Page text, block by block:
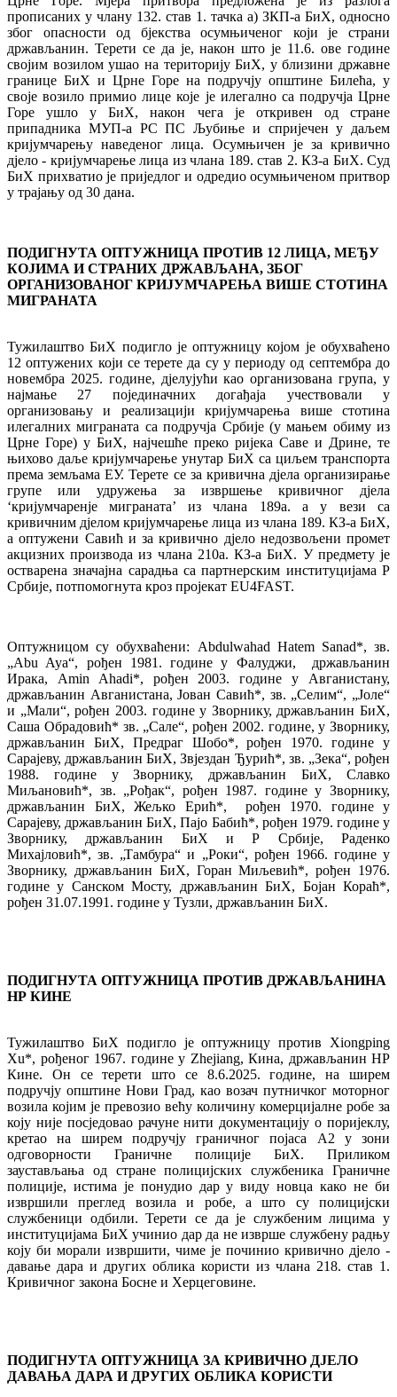
прописаних у члану 132. став 1. тачка а) ЗКП-а БиХ, односно
због опасности од бјекства осумњиченог који је страни
држављанин. Терети се да је, након што је 11.6. ове године
својим возилом ушао на територију БиХ, у близини државне
границе БиХ и Црне Горе на подручју општине Билећа, у
своје возило примио лице које је илегално са подручја Црне
Горе ушло у БиХ, након чега је откривен од стране
припадника МУП-а РС ПС Љубиње и спријечен у даљем
кријумчарењу наведеног лица. Осумњичен је за кривично
дјело - кријумчарење лица из члана 189. став 2. КЗ-а БиХ. Суд
БиХ прихватио је приједлог и одредио осумњиченом притвор
у трајању од 30 дана.
ПОДИГНУТА ОПТУЖНИЦА ПРОТИВ 12 ЛИЦА, МЕЂУ
КОЈИМА И СТРАНИХ ДРЖАВЉАНА, ЗБОГ
ОРГАНИЗОВАНОГ КРИЈУМЧАРЕЊА ВИШЕ СТОТИНА
МИГРАНАТА
Тужилаштво БиХ подигло је оптужницу којом је обухваћено
12 оптужених који се терете да су у периоду од септембра до
новембра 2025. године, дјелујући као организована група, у
најмање 27 појединачних догађаја учествовали у
организовању и реализацији кријумчарења више стотина
илегалних миграната са подручја Србије (у мањем обиму из
Црне Горе) у БиХ, најчешће преко ријека Саве и Дрине, те
њихово даље кријумчарење унутар БиХ са циљем транспорта
према земљама ЕУ. Терете се за кривична дјела организирање
групе или удружења за извршење кривичног дјела
‘кријумчаренје миграната’ из члана 189а. а у вези са
кривичним дјелом кријумчарење лица из члана 189. КЗ-а БиХ,
а оптужени Савић и за кривично дјело недозвољени промет
акцизних производа из члана 210а. КЗ-а БиХ. У предмету је
остварена значајна сарадња са партнерским институцијама Р
Србије, потпомогнута кроз пројекат EU4FAST.
Оптужницом су обухваћени: Abdulwahad Hatem Sanad*, зв.
„Abu Aya“, рођен 1981. године у Фалуджи, држављанин
Ирака, Amin Ahadi*, рођен 2003. године у Авганистану,
држављанин Авганистана, Јован Савић*, зв. „Селим“, „Јоле“
и „Мали“, рођен 2003. године у Зворнику, држављанин БиХ,
Саша Обрадовић* зв. „Сале“, рођен 2002. године, у Зворнику,
држављанин БиХ, Предраг Шобо*, рођен 1970. године у
Сарајеву, држављанин БиХ, Звјездан Ђурић*, зв. „Зека“, рођен
1988. године у Зворнику, држављанин БиХ, Славко
Миљановић*, зв. „Рођак“, рођен 1987. године у Зворнику,
држављанин БиХ, Жељко Ерић*, рођен 1970. године у
Сарајеву, држављанин БиХ, Пајо Бабић*, рођен 1979. године у
Зворнику, држављанин БиХ и Р Србије, Раденко
Михајловић*, зв. „Тамбура“ и „Роки“, рођен 1966. године у
Зворнику, држављанин БиХ, Горан Миљевић*, рођен 1976.
године у Санском Мосту, држављанин БиХ, Бојан Кораћ*,
рођен 31.07.1991. године у Тузли, држављанин БиХ.
ПОДИГНУТА ОПТУЖНИЦА ПРОТИВ ДРЖАВЉАНИНА
НР КИНЕ
Тужилаштво БиХ подигло је оптужницу против Xiongping
Xu*, рођеног 1967. године у Zhejiang, Кина, држављанин НР
Кине. Он се терети што се 8.6.2025. године, на ширем
подручју општине Нови Град, као возач путничког моторног
возила којим је превозио већу количину комерцијалне робе за
коју није посједовао рачуне нити документацију о поријеклу,
кретао на ширем подручју граничног појаса А2 у зони
одговорности Граничне полиције БиХ. Приликом
заустављања од стране полицијских службеника Граничне
полиције, истима је понудио дар у виду новца како не би
извршили преглед возила и робе, а што су полицијски
службеници одбили. Терети се да је службеним лицима у
институцијама БиХ учинио дар да не изврше службену радњу
коју би морали извршити, чиме је починио кривично дјело -
давање дара и других облика користи из члана 218. став 1.
Кривичног закона Босне и Херцеговине.
ПОДИГНУТА ОПТУЖНИЦА ЗА КРИВИЧНО ДЈЕЛО
ДАВАЊА ДАРА И ДРУГИХ ОБЛИКА КОРИСТИ